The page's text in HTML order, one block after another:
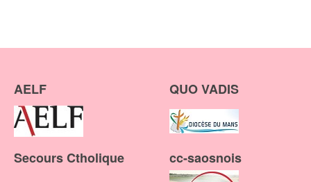
AELF QUO VADIS
Secours Ctholique cc-saosnois